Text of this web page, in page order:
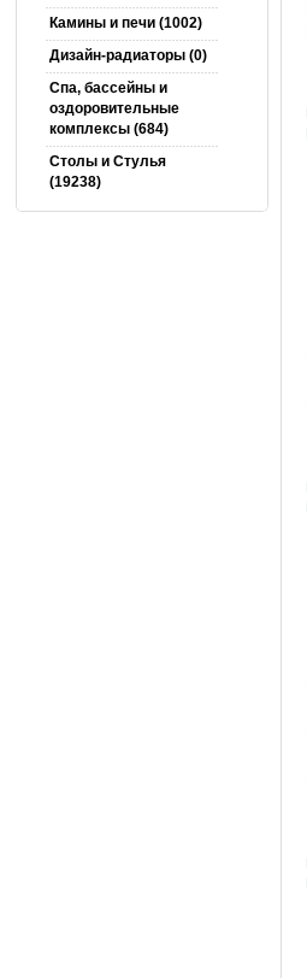
Камины и печи (1002)
Дизайн-радиаторы (0)
Спа, бассейны и
оздоровительные
комплексы (684)
Столы и Cтулья
(19238)